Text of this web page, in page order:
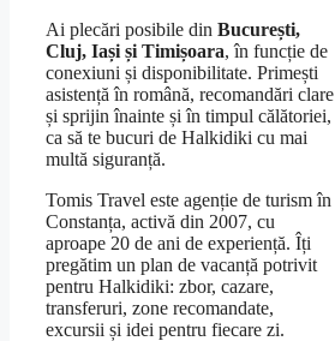
Ai plecări posibile din București,
Cluj, Iași și Timișoara, în funcție de
conexiuni și disponibilitate. Primești
asistență în română, recomandări clare
și sprijin înainte și în timpul călătoriei,
ca să te bucuri de Halkidiki cu mai
multă siguranță.
Tomis Travel este agenție de turism în
Constanța, activă din 2007, cu
aproape 20 de ani de experiență. Îți
pregătim un plan de vacanță potrivit
pentru Halkidiki: zbor, cazare,
transferuri, zone recomandate,
excursii și idei pentru fiecare zi.